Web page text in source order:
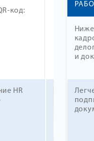
код:
HR
и